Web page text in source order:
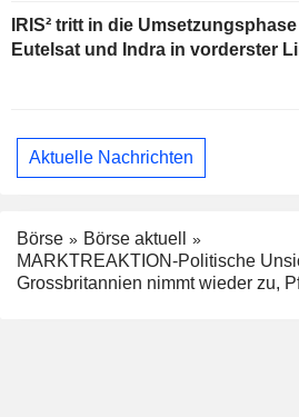
IRIS² tritt in die
Eutelsat und Indra in vorderster
Aktuelle Nachrichten
Börse
Börse aktuell
MARKTREAKTION-Politische
Grossbritannien nimmt wieder zu,